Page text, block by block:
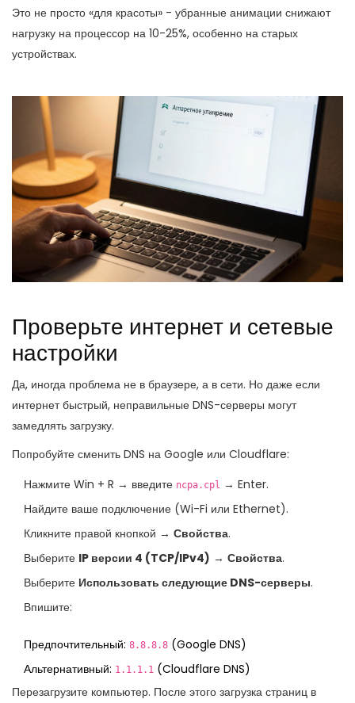
Это не просто «для красоты» - убранные анимации снижают
нагрузку на процессор на 10-25%, особенно на старых
устройствах.
Проверьте интернет и сетевые
настройки
Да, иногда проблема не в браузере, а в сети. Но даже если
интернет быстрый, неправильные DNS-серверы могут
замедлять загрузку.
Попробуйте сменить DNS на Google или Cloudflare:
Нажмите Win + R → введите ncpa.cpl → Enter.
Найдите ваше подключение (Wi-Fi или Ethernet).
Кликните правой кнопкой → Свойства.
Выберите IP версии 4 (TCP/IPv4) → Свойства.
Выберите Использовать следующие DNS-серверы.
Впишите:
Предпочтительный: 8.8.8.8 (Google DNS)
Альтернативный: 1.1.1.1 (Cloudflare DNS)
Перезагрузите компьютер. После этого загрузка страниц в